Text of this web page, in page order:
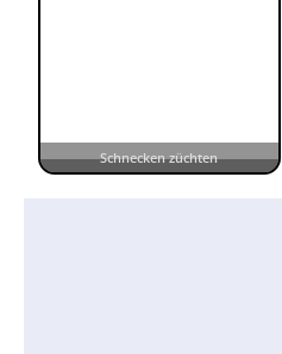
Schnecken züchten